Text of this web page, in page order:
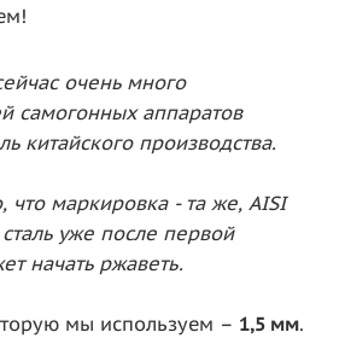
очень много
самогонных аппаратов
китайского производства.
что маркировка - та же, AISI
уже после первой
начать ржаветь.
мы используем – 1,5 мм.